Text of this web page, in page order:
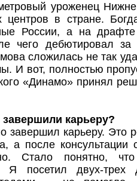
уроженец
центров в стране.
России, а на
чего дебютировал
сложилась не так
И вот, полностью
«Динамо» принял
карьеру?
завершил карьеру. Это
а после консультации
Стало понятно,
Я посетил двух-трех